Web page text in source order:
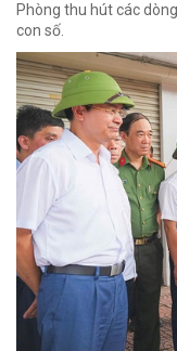
Phòng thu hút các
con số.